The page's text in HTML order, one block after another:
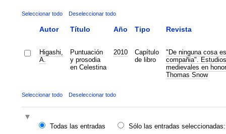
Seleccionar todo Deseleccionar todo
Autor Título Año Tipo Revista
Higashi,
A.
Puntuación
y prosodia
en Celestina
2010
Capítulo
de libro
"De ninguna cosa
compañia".
medievales en
Thomas Snow
Seleccionar todo Deseleccionar todo
Todas las entradas
Sólo las entradas seleccionadas: